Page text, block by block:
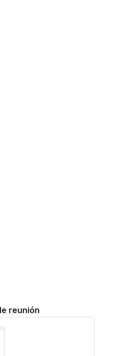
reunión